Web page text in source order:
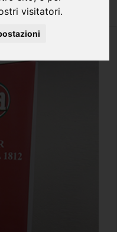
visitatori.
e istruzioni